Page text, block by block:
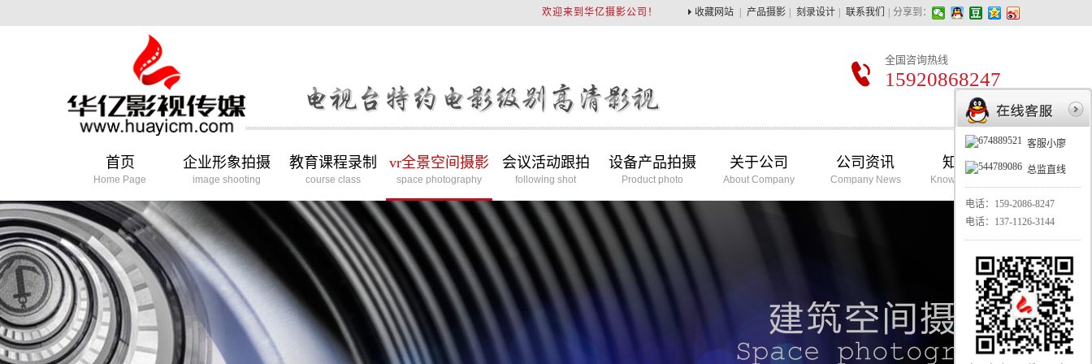
欢迎来到华亿摄影公司！ 收藏网站 产品摄影 刻录设计 联系我们 分享到：
全国咨询热线
15920868247
首页
Home Page
企业形象拍摄
image shooting
教育课程录制
course class
vr全景空间摄影
space photography
会议活动跟拍
following shot
设备产品拍摄
Product photo
关于公司
About Company
公司资讯
Company News
知识学堂
Knowledge School
客服小廖
总监直线
电话： 159-2086-8247
电话： 137-1126-3144
华亿摄影最擅长的：
1、教育精品课程录制
2、活动摄影照片直播
3、展会移动视频直播
4、VR全景酒店摄影
5、产品摄影360环拍
6、公司工厂形象拍摄
7、访谈采访探店拍摄
8、光盘刻录打印包装